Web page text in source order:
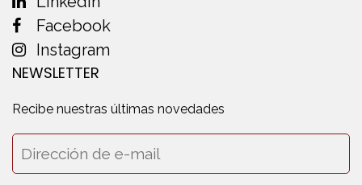
Facebook
Instagram
NEWSLETTER
Recibe nuestras últimas novedades